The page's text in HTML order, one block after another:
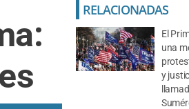
El
una
y
RELACIONADAS